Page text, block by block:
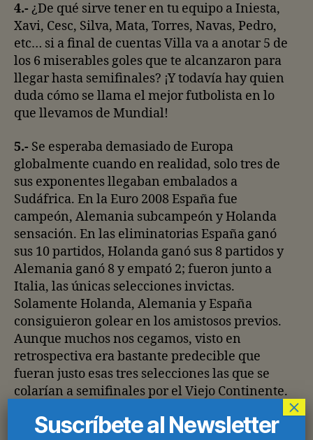
4.- ¿De qué sirve tener en tu equipo a Iniesta,
Xavi, Cesc, Silva, Mata, Torres, Navas, Pedro,
etc… si a final de cuentas Villa va a anotar 5 de
los 6 miserables goles que te alcanzaron para
llegar hasta semifinales? ¡Y todavía hay quien
duda cómo se llama el mejor futbolista en lo
que llevamos de Mundial!
5.- Se esperaba demasiado de Europa
globalmente cuando en realidad, solo tres de
sus exponentes llegaban embalados a
Sudáfrica. En la Euro 2008 España fue
campeón, Alemania subcampeón y Holanda
sensación. En las eliminatorias España ganó
sus 10 partidos, Holanda ganó sus 8 partidos y
Alemania ganó 8 y empató 2; fueron junto a
Italia, las únicas selecciones invictas.
Solamente Holanda, Alemania y España
consiguieron golear en los amistosos previos.
Aunque muchos nos cegamos, visto en
retrospectiva era bastante predecible que
fueran justo esas tres selecciones las que se
colarían a semifinales por el Viejo Continente.
En cambio Uruguay no hizo tan buena
Suscríbete al Newsletter
×